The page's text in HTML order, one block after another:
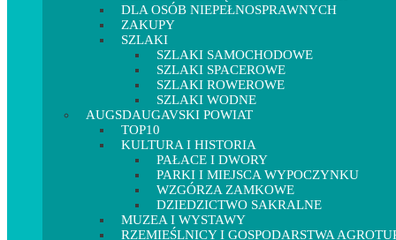
DLA OSÓB NIEPEŁNOSPRAWNYCH
ZAKUPY
SZLAKI
SZLAKI SAMOCHODOWE
SZLAKI SPACEROWE
SZLAKI ROWEROWE
SZLAKI WODNE
AUGSDAUGAVSKI POWIAT
TOP10
KULTURA I HISTORIA
PAŁACE I DWORY
PARKI I MIEJSCA WYPOCZYNKU
WZGÓRZA ZAMKOWE
DZIEDZICTWO SAKRALNE
MUZEA I WYSTAWY
RZEMIEŚLNICY I GOSPODARSTWA